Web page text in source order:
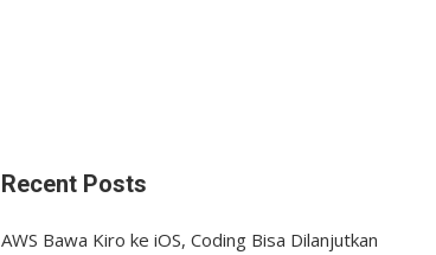
Recent Posts
AWS Bawa Kiro ke iOS, Coding Bisa Dilanjutkan